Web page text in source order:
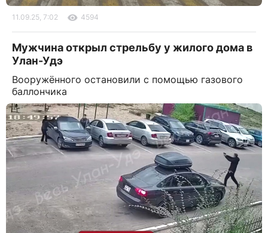
11.09.25, 7:02 4594
Мужчина открыл стрельбу у жилого дома в
Улан-Удэ
Вооружённого остановили с помощью газового
баллончика